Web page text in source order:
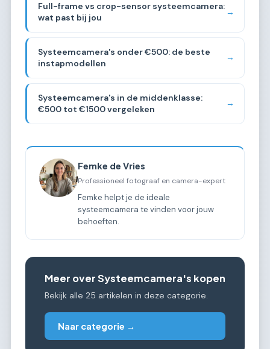
Full-frame vs crop-sensor systeemcamera:
wat past bij jou
→
Systeemcamera's onder €500: de beste
instapmodellen
→
Systeemcamera's in de middenklasse:
€500 tot €1500 vergeleken
→
Femke de Vries
Professioneel fotograaf en camera-expert
Femke helpt je de ideale
systeemcamera te vinden voor jouw
behoeften.
Meer over Systeemcamera's kopen
Bekijk alle 25 artikelen in deze categorie.
Naar categorie →